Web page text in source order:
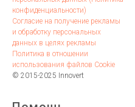
конфиденциальности)
Согласие на получение рекламы
и обработку персональных
данных в целях рекламы
Политика в отношении
использования файлов Cookie
© 2015-2025 Innovert